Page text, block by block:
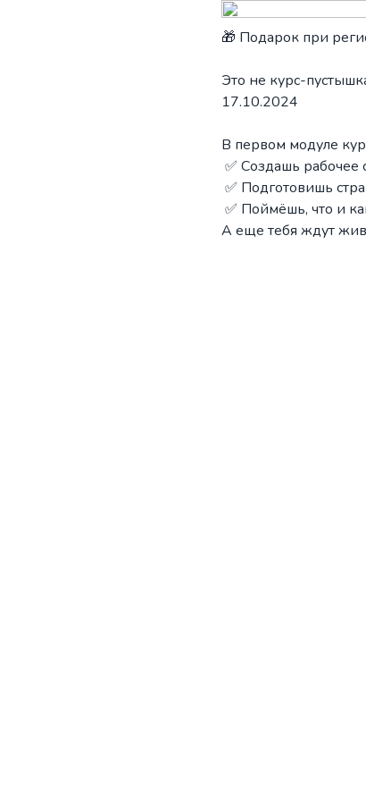
🎁 Подарок при
Это не курс-
17.10.2024
В первом модуле
✅ Создашь рабочее
✅ Подготовишь
✅ Поймёшь, что и
А еще тебя ждут